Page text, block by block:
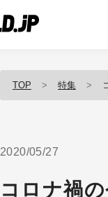
TOP 特集
2020/05/27
コロナ禍